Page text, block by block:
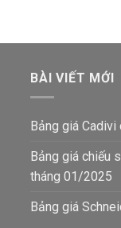
BÀI VIẾT MỚI
Bảng giá
Bảng giá chiếu
tháng 01/2025
Bảng giá